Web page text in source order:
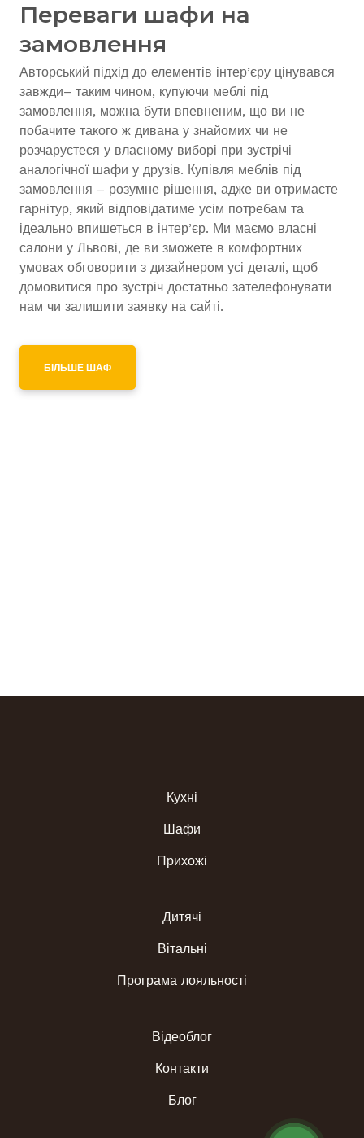
Переваги шафи на
замовлення
Авторський підхід до елементів інтер’єру цінувався
завжди– таким чином, купуючи меблі під
замовлення, можна бути впевненим, що ви не
побачите такого ж дивана у знайомих чи не
розчаруєтеся у власному виборі при зустрічі
аналогічної шафи у друзів. Купівля меблів під
замовлення – розумне рішення, адже ви отримаєте
гарнітур, який відповідатиме усім потребам та
ідеально впишеться в інтер’єр. Ми маємо власні
салони у Львові, де ви зможете в комфортних
умовах обговорити з дизайнером усі деталі, щоб
домовитися про зустріч достатньо зателефонувати
нам чи залишити заявку на сайті.
БІЛЬШЕ ШАФ
Кухні
Шафи
Прихожі
Дитячі
Вітальні
Програма лояльності
Відеоблог
Контакти
Блог